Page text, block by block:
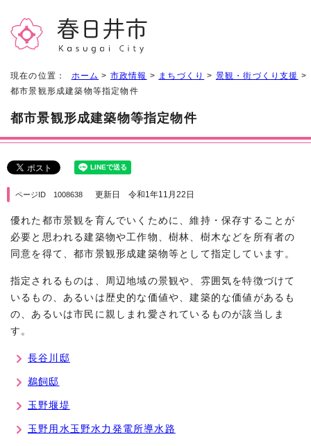
現在の位置： ホーム > 市政情報 > まちづくり > 景観・街づくり支援 >
都市景観形成建築物等指定物件
都市景観形成建築物等指定物件
ページID 1008638 更新日 令和1年11月22日
優れた都市景観を育んでいくために、維持・保存することが
必要と思われる建築物や工作物、樹林、樹木などを所有者の
同意を得て、都市景観形成建築物等として指定しています。
指定されるものは、周辺地域の景観や、雰囲気を特徴づけて
いるもの、あるいは歴史的な価値や、建築的な価値があるも
の、あるいは市民に親しまれ愛されているものが該当しま
す。
長谷川邸
鵜飼邸
玉野堰堤
玉野用水玉野水力発電所導水路